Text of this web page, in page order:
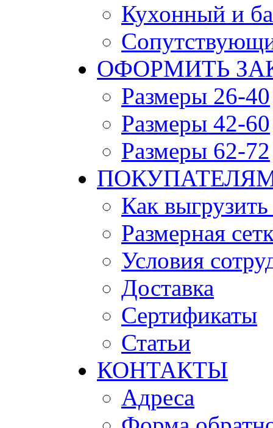
Кухонный и
ОФОРМИТЬ
Размеры 26-40
Размеры 42-60
Размеры 62-72
Как
Размерная
Условия
Доставка
Сертификаты
Статьи
КОНТАКТЫ
Адреса